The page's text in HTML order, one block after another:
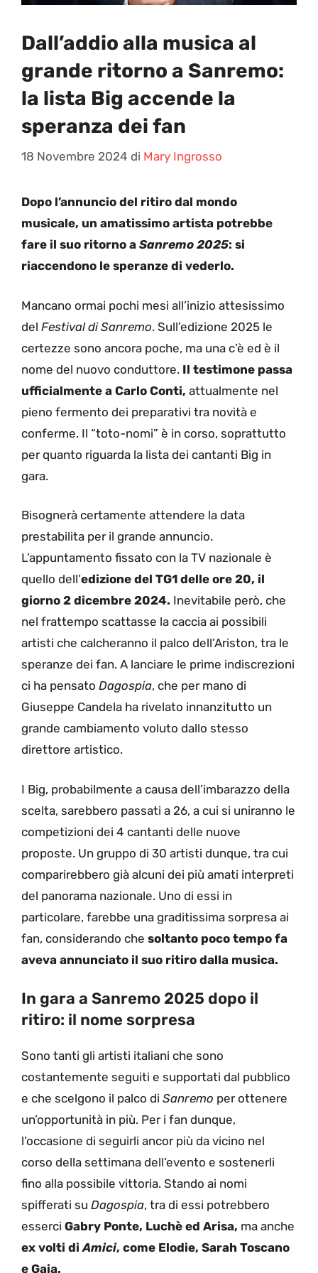
Dall’addio alla musica al
grande ritorno a Sanremo:
la lista Big accende la
speranza dei fan
18 Novembre 2024 di Mary Ingrosso
Dopo l’annuncio del ritiro dal mondo
musicale, un amatissimo artista potrebbe
fare il suo ritorno a Sanremo 2025: si
riaccendono le speranze di vederlo.
Mancano ormai pochi mesi all’inizio attesissimo
del Festival di Sanremo. Sull’edizione 2025 le
certezze sono ancora poche, ma una c’è ed è il
nome del nuovo conduttore. Il testimone passa
ufficialmente a Carlo Conti, attualmente nel
pieno fermento dei preparativi tra novità e
conferme. Il “toto-nomi” è in corso, soprattutto
per quanto riguarda la lista dei cantanti Big in
gara.
Bisognerà certamente attendere la data
prestabilita per il grande annuncio.
L’appuntamento fissato con la TV nazionale è
quello dell’edizione del TG1 delle ore 20, il
giorno 2 dicembre 2024. Inevitabile però, che
nel frattempo scattasse la caccia ai possibili
artisti che calcheranno il palco dell’Ariston, tra le
speranze dei fan. A lanciare le prime indiscrezioni
ci ha pensato Dagospia, che per mano di
Giuseppe Candela ha rivelato innanzitutto un
grande cambiamento voluto dallo stesso
direttore artistico.
I Big, probabilmente a causa dell’imbarazzo della
scelta, sarebbero passati a 26, a cui si uniranno le
competizioni dei 4 cantanti delle nuove
proposte. Un gruppo di 30 artisti dunque, tra cui
comparirebbero già alcuni dei più amati interpreti
del panorama nazionale. Uno di essi in
particolare, farebbe una graditissima sorpresa ai
fan, considerando che soltanto poco tempo fa
aveva annunciato il suo ritiro dalla musica.
In gara a Sanremo 2025 dopo il
ritiro: il nome sorpresa
Sono tanti gli artisti italiani che sono
costantemente seguiti e supportati dal pubblico
e che scelgono il palco di Sanremo per ottenere
un’opportunità in più. Per i fan dunque,
l’occasione di seguirli ancor più da vicino nel
corso della settimana dell’evento e sostenerli
fino alla possibile vittoria. Stando ai nomi
spifferati su Dagospia, tra di essi potrebbero
esserci Gabry Ponte, Luchè ed Arisa, ma anche
ex volti diAmici, come Elodie, Sarah Toscano
e Gaia.